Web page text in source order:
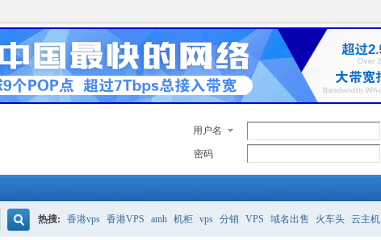
用户名
密码
热搜: 香港vps 香港VPS amh 机柜 vps 分销 VPS 域名出售 火车头 云主机